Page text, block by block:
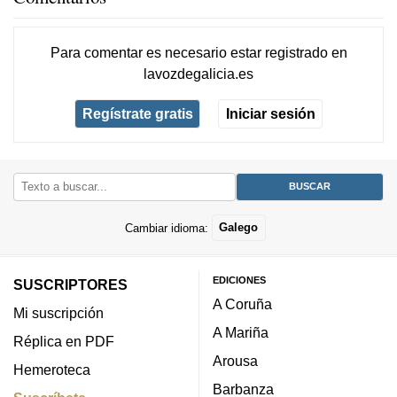
Para comentar es necesario estar registradoen
lavozdegalicia.es
Regístrate gratis Iniciar sesión
Cambiar idioma: Galego
SUSCRIPTORES
Mi suscripción
Réplica en PDF
Hemeroteca
EDICIONES
A Coruña
A Mariña
Arousa
Barbanza